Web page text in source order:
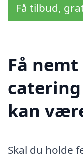
Få tilbud,
Få
kan
Skal du holde